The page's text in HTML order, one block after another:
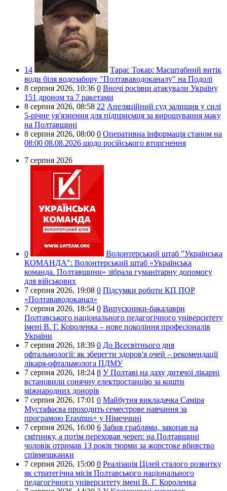
14 Тарас Токар: Масштабний витік
води біля водозабору "Полтававодоканалу" на Подолі
8 серпня 2026, 10:36 0 Вночі росіяни атакували Україну
151 дроном та 7 ракетами
8 серпня 2026, 08:58 22 Апеляційний суд залишив у силі
5-річне ув'язнення для підприємця за вирощування маку
на Полтавщині
8 серпня 2026, 08:00 0 Оперативна інформація станом на
08:00 08.08.2026 щодо російського вторгнення
7 серпня 2026
0
Волонтерський штаб "Українська
КОМАНДА": Волонтерський штаб «Українська
команда. Полтавщини» зібрала гуманітарну допомогу
для військових
7 серпня 2026, 19:08 0 Підсумки роботи КП ПОР
«Полтававодоканал»
7 серпня 2026, 18:54 0 Випускники-бакалаври
Полтавського національного педагогічного університету
імені В. Г. Короленка – нове покоління професіоналів
України
7 серпня 2026, 18:39 0 До Всесвітнього дня
офтальмології: як зберегти здоров'я очей – рекомендації
лікаря-офтальмолога ПДМУ
7 серпня 2026, 18:24 8 У Полтаві на даху дитячої лікарні
встановили сонячну електростанцію за кошти
міжнародних донорів
7 серпня 2026, 17:01 0 Майбутня викладачка Саміра
Мустафаєва проходить семестрове навчання за
програмою Erasmus+ у Німеччині
7 серпня 2026, 16:00 6 Забив граблями, закопав на
смітнику, а потім переховав череп: на Полтавщині
чоловік отримав 13 років тюрми за жорстоке вбивство
співмешканки
7 серпня 2026, 15:00 0 Реалізація Цілей сталого розвитку
як стратегічна місія Полтавського національного
педагогічного університету імені В. Г. Короленка